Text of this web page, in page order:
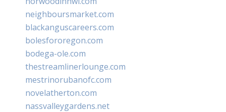
neighboursmarket.com
blackanguscareers.com
bolesfororegon.com
bodega-ole.com
thestreamlinerlounge.com
mestrinorubanofc.com
novelatherton.com
nassvalleygardens.net